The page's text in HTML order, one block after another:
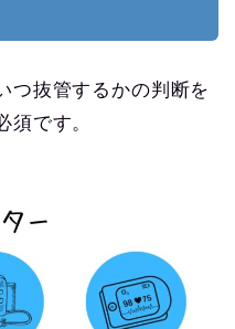
つ抜管するかの判断を
須です。